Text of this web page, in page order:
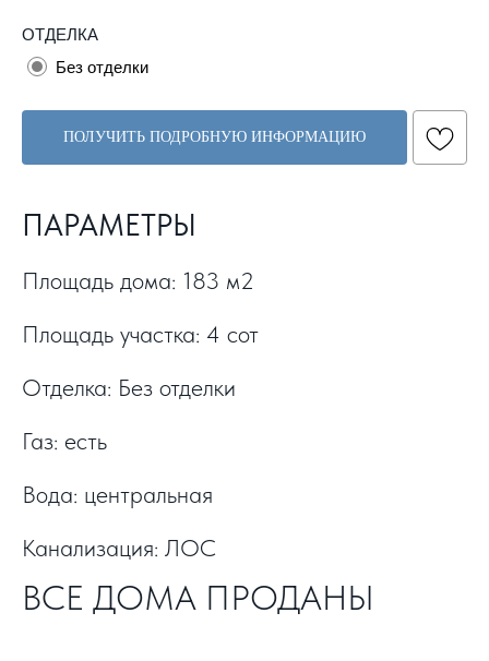
ОТДЕЛКА
Без отделки
ПОЛУЧИТЬ ПОДРОБНУЮ ИНФОРМАЦИЮ
ПАРАМЕТРЫ
Площадь дома: 183 м2
Площадь участка: 4 сот
Отделка: Без отделки
Газ: есть
Вода: центральная
Канализация: ЛОС
ВСЕ ДОМА ПРОДАНЫ